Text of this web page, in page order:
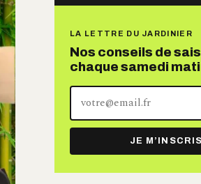
LA LETTRE DU JARDINIER
Nos conseils de
chaque samedi
adresse
mail
JE M’INSCRIS